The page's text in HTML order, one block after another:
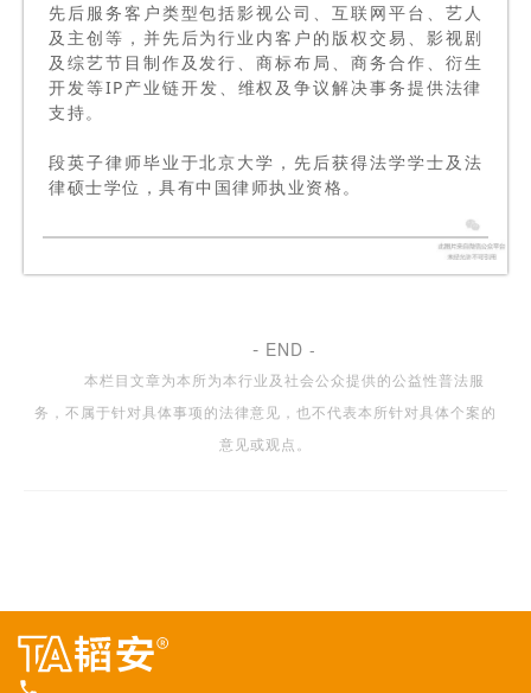
先后服务客户类型包括影视公司、互联网平台、艺人
及主创等，并先后为行业内客户的版权交易、影视剧
及综艺节目制作及发行、商标布局、商务合作、衍生
开发等IP产业链开发、维权及争议解决事务提供法律
支持。
段英子律师毕业于北京大学，先后获得法学学士及法
律硕士学位，具有中国律师执业资格。
- END -
本栏目文章为本所为本行业及社会公众提供的公益性普法服
务，不属于针对具体事项的法律意见，也不代表本所针对具体个案的
意见或观点。